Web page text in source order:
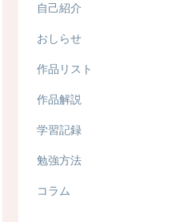
自己紹介
おしらせ
作品リスト
作品解説
学習記録
勉強方法
コラム